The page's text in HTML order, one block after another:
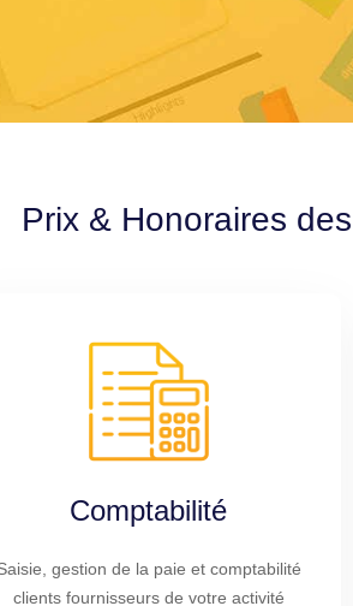
Prix & Honoraires
Comptabilité
gestion de la paie et comptabilité
clients fournisseurs de votre activité